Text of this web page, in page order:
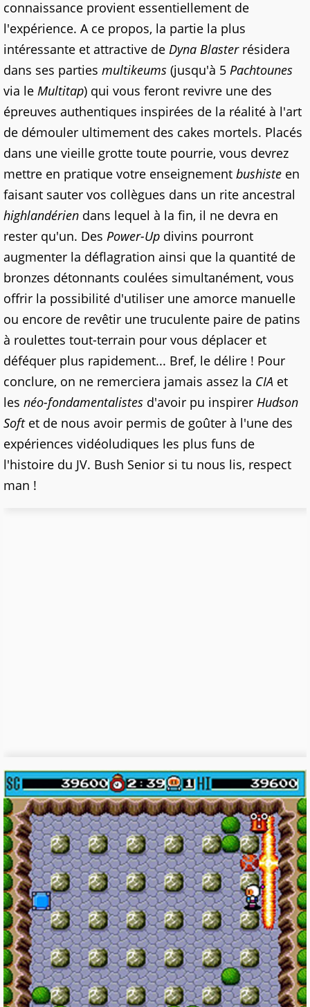
connaissance provient essentiellement de
l'expérience. A ce propos, la partie la plus
intéressante et attractive de Dyna Blasterrésidera
dans ses parties multikeums (jusqu'à 5 Pachtounes
via le Multitap) qui vous feront revivre une des
épreuves authentiques inspirées de la réalité à l'art
de démouler ultimement des cakes mortels. Placés
dans une vieille grotte toute pourrie, vous devrez
mettre en pratique votre enseignement bushiste en
faisant sauter vos collègues dans un rite ancestral
highlandérien dans lequel à la fin, il ne devra en
rester qu'un. Des Power-Up divins pourront
augmenter la déflagration ainsi que la quantité de
bronzes détonnants coulées simultanément, vous
offrir la possibilité d'utiliser une amorce manuelle
ou encore de revêtir une truculente paire de patins
à roulettes tout-terrain pour vous déplacer et
déféquer plus rapidement... Bref, le délire ! Pour
conclure, on ne remerciera jamais assez la CIA et
les néo-fondamentalistes d'avoir pu inspirer Hudson
Softet de nous avoir permis de goûter à l'une des
expériences vidéoludiques les plus funs de
l'histoire du JV. Bush Senior si tu nous lis, respect
man !